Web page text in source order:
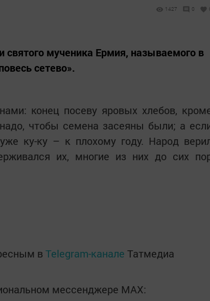
1427 0
святого мученика Ермия, называемого в
сетево».
конец посеву яровых хлебов,
чтобы семена засеяны были; а
ку-ку – к плохому году. Народ
их, многие из них до сих
в Telegram-канале Татмедиа
мессенджере MАХ: